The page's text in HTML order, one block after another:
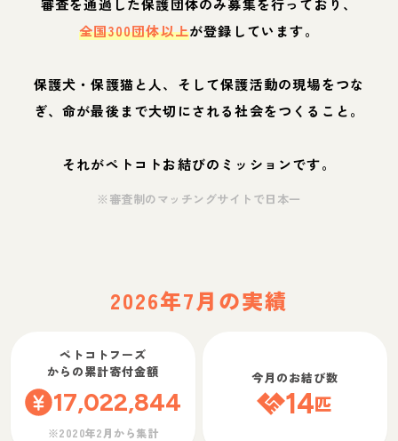
全国300団体以上が登録しています。
保護犬・保護猫と人、そして保護活動の現場をつな
ぎ、命が最後まで大切にされる社会をつくること。
それがペトコトお結びのミッションです。
※審査制のマッチングサイトで日本一
2026年7月の実績
ペトコトフーズ
からの累計寄付金額
17,022,844
※2020年2月から集計
今月のお結び数
14匹